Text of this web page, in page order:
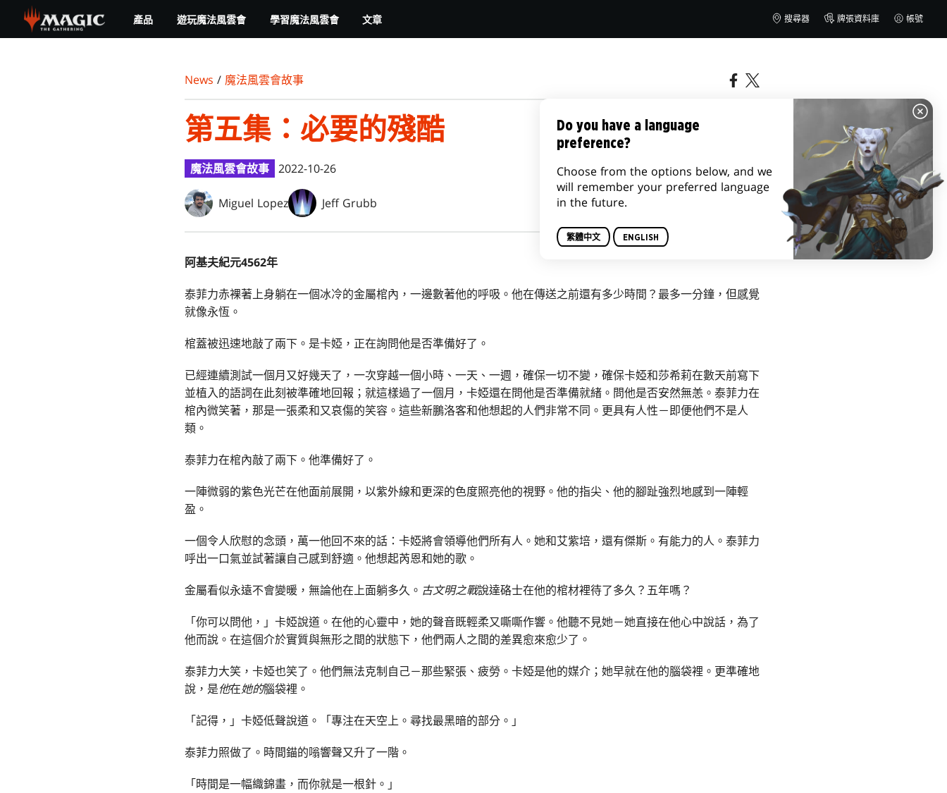
main
產品 遊玩魔法風雲會 學習魔法風雲會 文章 搜尋器 牌張資料庫 帳號
News / 魔法風雲會故事
第五集：必要的殘酷
魔法風雲會故事 2022-10-26
Miguel Lopez Jeff Grubb
阿基夫紀元4562年
泰菲力赤裸著上身躺在一個冰冷的金屬棺內，一邊數著他的呼吸。他在傳送之前還有多少時間？最多一分鐘，但感覺
就像永恆。
棺蓋被迅速地敲了兩下。是卡婭，正在詢問他是否準備好了。
已經連續測試一個月又好幾天了，一次穿越一個小時、一天、一週，確保一切不變，確保卡婭和莎希莉在數天前寫下
並植入的語詞在此刻被準確地回報；就這樣過了一個月，卡婭還在問他是否準備就緒。問他是否安然無恙。泰菲力在
棺內微笑著，那是一張柔和又哀傷的笑容。這些新鵬洛客和他想起的人們非常不同。更具有人性－即便他們不是人
類。
泰菲力在棺內敲了兩下。他準備好了。
一陣微弱的紫色光芒在他面前展開，以紫外線和更深的色度照亮他的視野。他的指尖、他的腳趾強烈地感到一陣輕
盈。
一個令人欣慰的念頭，萬一他回不來的話：卡婭將會領導他們所有人。她和艾紫培，還有傑斯。有能力的人。泰菲力
呼出一口氣並試著讓自己感到舒適。他想起芮恩和她的歌。
金屬看似永遠不會變暖，無論他在上面躺多久。 古文明之戰說達硌士在他的棺材裡待了多久？五年嗎？
「你可以問他，」卡婭說道。在他的心靈中，她的聲音既輕柔又嘶嘶作響。他聽不見她－她直接在他心中說話，為了
他而說。在這個介於實質與無形之間的狀態下，他們兩人之間的差異愈來愈少了。
泰菲力大笑，卡婭也笑了。他們無法克制自己－那些緊張、疲勞。卡婭是他的媒介；她早就在他的腦袋裡。更準確地
說，是他在她的腦袋裡。
「記得，」卡婭低聲說道。「專注在天空上。尋找最黑暗的部分。」
泰菲力照做了。時間錨的嗡響聲又升了一階。
「時間是一幅織錦畫，而你就是一根針。」
Do you have a language
preference?
Choose from the options below, and we
will remember your preferred language
in the future.
繁體中文 ENGLISH